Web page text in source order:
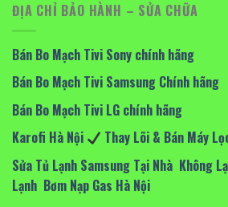
ĐỊA CHỈ BẢO HÀNH – SỬA CHỮA
Bán Bo Mạch Tivi Sony chính hãng
Bán Bo Mạch Tivi Samsung Chính hãng
Bán Bo Mạch Tivi LG chính hãng
Karofi Hà Nội
Thay Lõi & Bán Máy
Sửa Tủ Lạnh Samsung Tại Nhà Không
Lạnh Bơm Nạp Gas Hà Nội